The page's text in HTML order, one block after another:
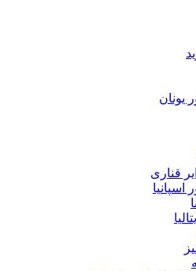
یونان
قناری